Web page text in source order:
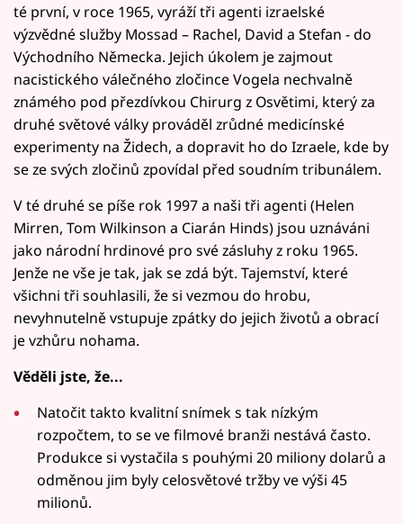
té první, v roce 1965, vyráží tři agenti izraelské
výzvědné služby Mossad – Rachel, David a Stefan - do
Východního Německa. Jejich úkolem je zajmout
nacistického válečného zločince Vogela nechvalně
známého pod přezdívkou Chirurg z Osvětimi, který za
druhé světové války prováděl zrůdné medicínské
experimenty na Židech, a dopravit ho do Izraele, kde by
se ze svých zločinů zpovídal před soudním tribunálem.
V té druhé se píše rok 1997 a naši tři agenti (Helen
Mirren, Tom Wilkinson a Ciarán Hinds) jsou uznáváni
jako národní hrdinové pro své zásluhy z roku 1965.
Jenže ne vše je tak, jak se zdá být. Tajemství, které
všichni tři souhlasili, že si vezmou do hrobu,
nevyhnutelně vstupuje zpátky do jejich životů a obrací
je vzhůru nohama.
Věděli jste, že...
Natočit takto kvalitní snímek s tak nízkým
rozpočtem, to se ve filmové branži nestává často.
Produkce si vystačila s pouhými 20 miliony dolarů a
odměnou jim byly celosvětové tržby ve výši 45
milionů.